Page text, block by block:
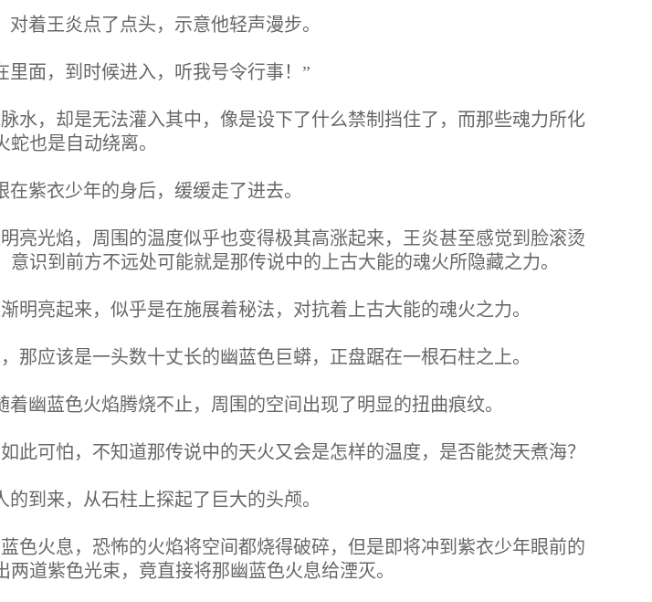
着王炎点了点头，示意他轻声漫步。
里面，到时候进入，听我号令行事！”
水，却是无法灌入其中，像是设下了什么禁制挡住了，而那些魂力所化
蛇也是自动绕离。
紫衣少年的身后，缓缓走了进去。
亮光焰，周围的温度似乎也变得极其高涨起来，王炎甚至感觉到脸滚烫
识到前方不远处可能就是那传说中的上古大能的魂火所隐藏之力。
明亮起来，似乎是在施展着秘法，对抗着上古大能的魂火之力。
那应该是一头数十丈长的幽蓝色巨蟒，正盘踞在一根石柱之上。
幽蓝色火焰腾烧不止，周围的空间出现了明显的扭曲痕纹。
此可怕，不知道那传说中的天火又会是怎样的温度，是否能焚天煮海？
到来，从石柱上探起了巨大的头颅。
色火息，恐怖的火焰将空间都烧得破碎，但是即将冲到紫衣少年眼前的
道紫色光束，竟直接将那幽蓝色火息给湮灭。